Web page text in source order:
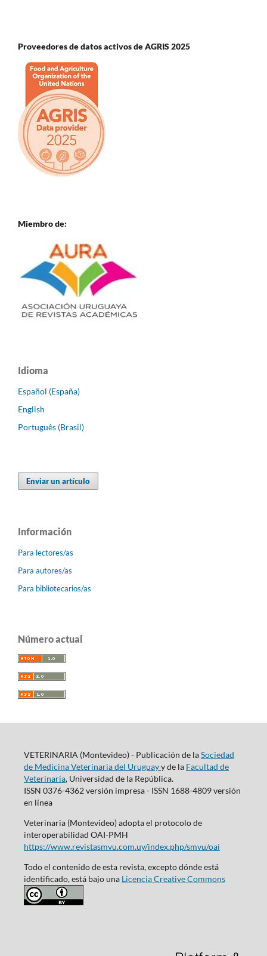
Proveedores de datos activos de AGRIS 2025
Miembro de:
Idioma
Español (España)
English
Português (Brasil)
Enviar un artículo
Información
Para lectores/as
Para autores/as
Para bibliotecarios/as
Número actual
VETERINARIA (Montevideo) - Publicación de laSociedad
de Medicina Veterinaria del Uruguayy de la Facultad de
Veterinaria, Universidad de la República.
ISSN 0376-4362 versión impresa - ISSN 1688-4809 versión
en línea
Veterinaria (Montevideo) adopta el protocolo de
interoperabilidad OAI-PMH
https://www.revistasmvu.com.uy/index.php/smvu/oai
Todo el contenido de esta revista, excepto dónde está
identificado, está bajo una Licencia Creative Commons